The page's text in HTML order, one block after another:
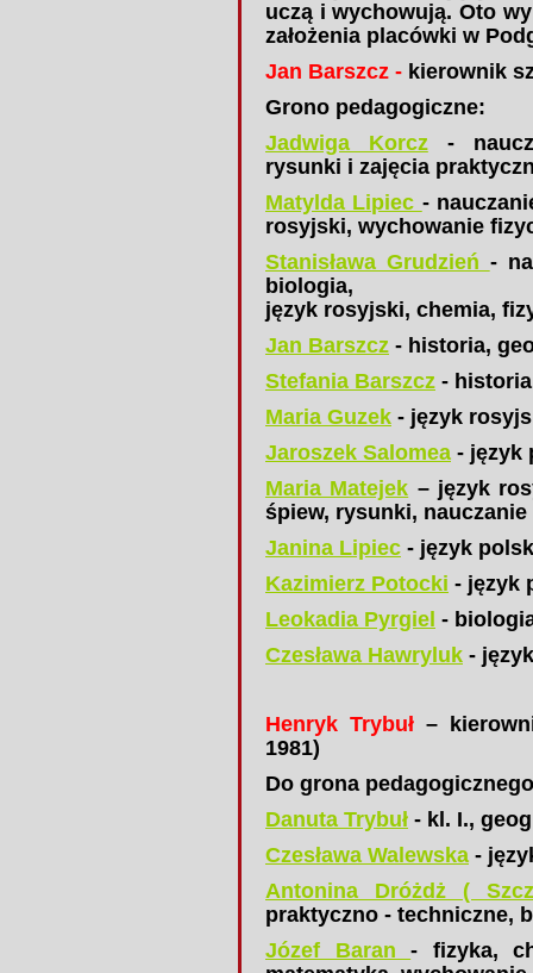
uczą i wychowują. Oto
założenia placówki w
Jan Barszcz - kierownik
Grono pedagogiczne:
Jadwiga Korcz-
rysunki i zajęcia
Matylda Lipiec -
rosyjski, wychowanie
Stanisława Grudzień -
biologia,
język rosyjski, chemia,
Jan Barszcz - historia,
Stefania Barszcz -
Maria Guzek - język
Jaroszek Salomea - język
Maria Matejek – język
śpiew, rysunki,
Janina Lipiec - język
Kazimierz Potocki - język
Leokadia Pyrgiel -
Czesława Hawryluk -
Henryk Trybuł –
1981)
Do grona
Danuta Trybuł - kl. I.,
Czesława Walewska -
Antonina Dróżdż (
praktyczno - techniczne,
Józef Baran- fizyka,